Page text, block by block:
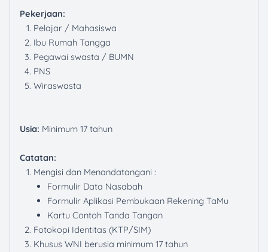
Pekerjaan:
Pelajar / Mahasiswa
Ibu Rumah Tangga
Pegawai swasta / BUMN
PNS
Wiraswasta
Usia: Minimum 17 tahun
Catatan:
Mengisi dan Menandatangani :
Formulir Data Nasabah
Formulir Aplikasi Pembukaan Rekening TaMu
Kartu Contoh Tanda Tangan
Fotokopi Identitas (KTP/SIM)
Khusus WNI berusia minimum 17 tahun